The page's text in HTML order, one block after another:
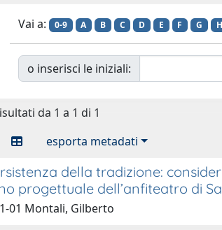
Vai a: 0-9 A B C D E F G H
o inserisci le iniziali:
da 1 a 1 di 1
esporta metadati
della tradizione:
progettuale dell’anfiteatro di
01 Montali, Gilberto